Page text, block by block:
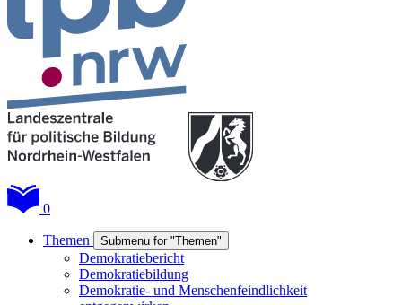
0
Themen Submenu for "Themen"
Demokratiebericht
Demokratiebildung
Demokratie- und Menschenfeindlichkeit